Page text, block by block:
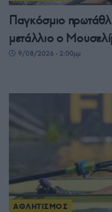
Παγκόσμιο
μετάλλιο ο
9/08/2026 - 2:00μμ
ΑΘΛΗΤΙΣΜΟΣ